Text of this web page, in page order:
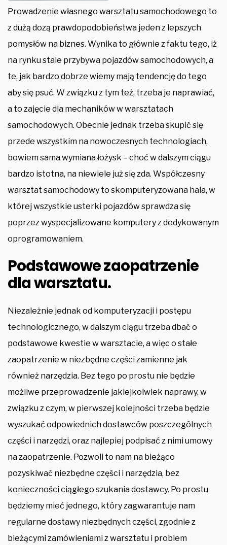
Prowadzenie własnego warsztatu samochodowego to
z dużą dozą prawdopodobieństwa jeden z lepszych
pomysłów na biznes. Wynika to głównie z faktu tego, iż
na rynku stale przybywa pojazdów samochodowych, a
te, jak bardzo dobrze wiemy mają tendencję do tego
aby się psuć. W związku z tym też, trzeba je naprawiać,
a to zajęcie dla mechaników w warsztatach
samochodowych. Obecnie jednak trzeba skupić się
przede wszystkim na nowoczesnych technologiach,
bowiem sama wymiana łożysk – choć w dalszym ciągu
bardzo istotna, na niewiele już się zda. Współczesny
warsztat samochodowy to skomputeryzowana hala, w
której wszystkie usterki pojazdów sprawdza się
poprzez wyspecjalizowane komputery z dedykowanym
oprogramowaniem.
Podstawowe zaopatrzenie
dla warsztatu.
Niezależnie jednak od komputeryzacji i postępu
technologicznego, w dalszym ciągu trzeba dbać o
podstawowe kwestie w warsztacie, a więc o stałe
zaopatrzenie w niezbędne części zamienne jak
również narzędzia. Bez tego po prostu nie będzie
możliwe przeprowadzenie jakiejkolwiek naprawy, w
związku z czym, w pierwszej kolejności trzeba będzie
wyszukać odpowiednich dostawców poszczególnych
części i narzędzi, oraz najlepiej podpisać z nimi umowy
na zaopatrzenie. Pozwoli to nam na bieżąco
pozyskiwać niezbędne części i narzędzia, bez
konieczności ciągłego szukania dostawcy. Po prostu
będziemy mieć jednego, który zagwarantuje nam
regularne dostawy niezbędnych części, zgodnie z
bieżącymi zamówieniami z warsztatu i problem